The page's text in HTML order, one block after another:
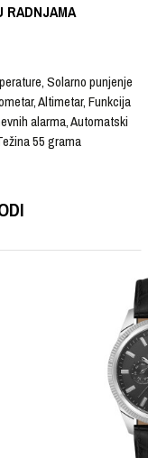
RADNJAMA
Solarno punjenje
Altimetar, Funkcija
alarma, Automatski
55 grama
Ručni sat